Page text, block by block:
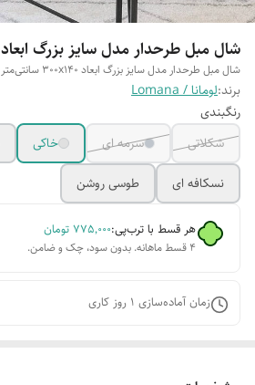
شال مبل طرحدار مدل سایز بزرگ ابعاد 300x140 سانتی‌متر
شال مبل طرحدار مدل سایز بزرگ ابعاد 300x140 سانتی‌متر
برند:لومانا / Lomana
رنگبندی
شکلاتی
سرمه ای خاکی
نسکافه ای
طوسی روشن
هر قسط با ترب‌پی:۷۷۵٬۰۰۰ تومان
۴ قسط ماهانه. بدون سود، چک و ضامن.
زمان آماده‌سازی 1 روز کاری